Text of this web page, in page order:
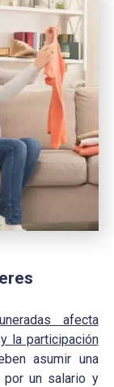
afecta
la participación
asumir una
por un salario y